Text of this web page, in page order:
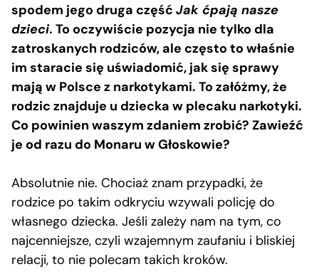
spodem jego druga część Jak ćpają nasze
dzieci. To oczywiście pozycja nie tylko dla
zatroskanych rodziców, ale często to właśnie
im staracie się uświadomić, jak się sprawy
mają w Polsce z narkotykami. To załóżmy, że
rodzic znajduje u dziecka w plecaku narkotyki.
Co powinien waszym zdaniem zrobić? Zawieźć
je od razu do Monaru w Głoskowie?
Absolutnie nie. Chociaż znam przypadki, że
rodzice po takim odkryciu wzywali policję do
własnego dziecka. Jeśli zależy nam na tym, co
najcenniejsze, czyli wzajemnym zaufaniu i bliskiej
relacji, to nie polecam takich kroków.